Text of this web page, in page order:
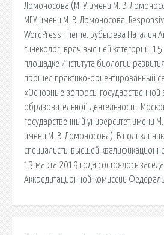
Ломоносова (МГУ имени М. В.
МГУ имени М. В. Ломоносова.
WordPress Theme. Бубырева Наталия
гинеколог, врач высшей категории.
площадке Института биологии
прошел практико-ориентированный
«Основные вопросы государственной
образовательной деятельности.
государственный университет имени
имени М. В. Ломоносова). В
специалисты высшей
13 марта 2019 года состоялось
Аккредитационной комиссии